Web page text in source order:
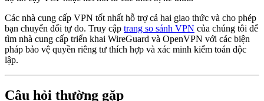
Các nhà cung cấp VPN tốt nhất hỗ trợ cả hai giao thức và cho phép
bạn chuyển đổi tự do. Truy cập trang so sánh VPN của chúng tôi để
tìm nhà cung cấp triển khai WireGuard và OpenVPN với các biện
pháp bảo vệ quyền riêng tư thích hợp và xác minh kiểm toán độc
lập.
Câu hỏi thường gặp